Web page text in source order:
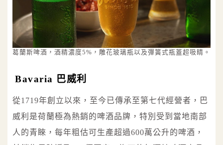
葛蘭斯啤酒，酒精濃度5%，雕花玻璃瓶以及彈簧式瓶蓋超吸睛。
Bavaria 巴威利
從1719年創立以來，至今已傳承至第七代經營者，巴
威利是荷蘭極為熱銷的啤酒品牌，特別受到當地南部
人的青睞，每年粗估可生產超過600萬公升的啤酒，